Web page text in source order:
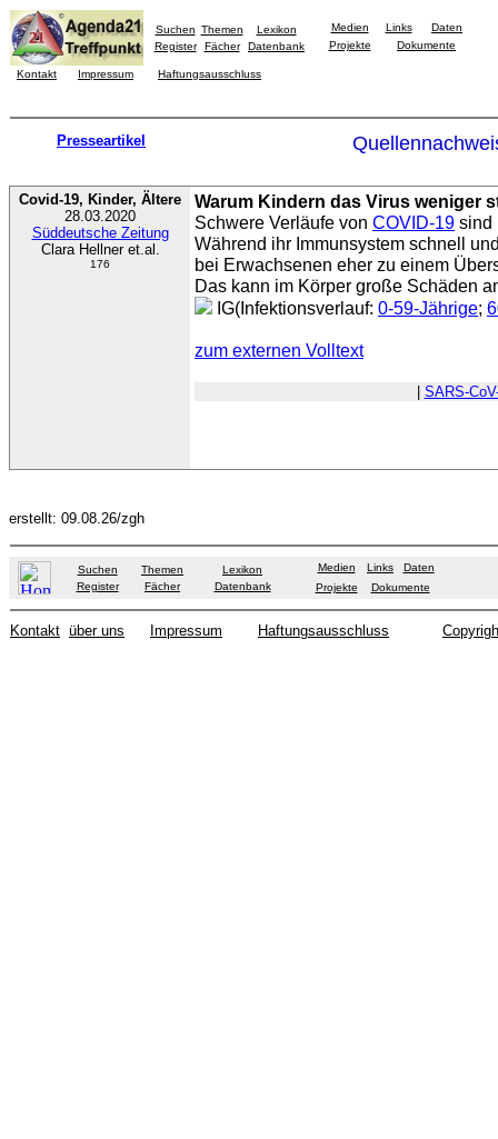
Suchen Themen
Lexikon
Register
Fächer Datenbank
Medien Links
Daten
Projekte
Dokumente
Kontakt Impressum Haftungsausschluss
Presseartikel
Covid-19, Kinder, Ältere
28.03.2020
Süddeutsche Zeitung
Clara Hellner et.al.
176
Warum Kindern das Virus weniger
Schwere Verläufe von COVID-19 sind
Während ihr Immunsystem schnell
bei Erwachsenen eher zu einem
Das kann im Körper große Schäden
IG(Infektionsverlauf: 0-59-Jährige;
zum externen Volltext
SARS-
erstellt: 09.08.26/zgh
Suchen Themen
Lexikon
Register
Fächer Datenbank
Medien Links
Daten
Projekte
Dokumente
Kontakt über uns Impressum Haftungsausschluss